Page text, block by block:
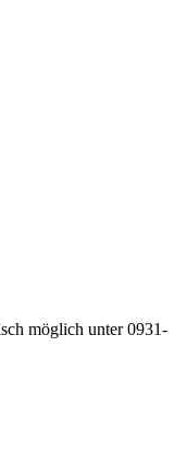
möglich unter 0931-